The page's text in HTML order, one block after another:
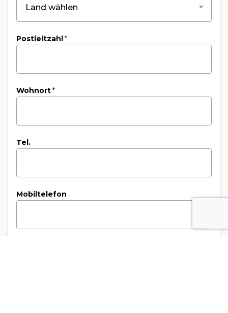
Postleitzahl *
Wohnort*
Tel.
Mobiltelefon